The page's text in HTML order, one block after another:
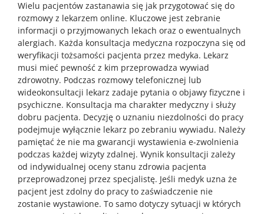
Wielu pacjentów zastanawia się jak przygotować się do
rozmowy z lekarzem online. Kluczowe jest zebranie
informacji o przyjmowanych lekach oraz o ewentualnych
alergiach. Każda konsultacja medyczna rozpoczyna się od
weryfikacji tożsamości pacjenta przez medyka. Lekarz
musi mieć pewność z kim przeprowadza wywiad
zdrowotny. Podczas rozmowy telefonicznej lub
wideokonsultacji lekarz zadaje pytania o objawy fizyczne i
psychiczne. Konsultacja ma charakter medyczny i służy
dobru pacjenta. Decyzję o uznaniu niezdolności do pracy
podejmuje wyłącznie lekarz po zebraniu wywiadu. Należy
pamiętać że nie ma gwarancji wystawienia e-zwolnienia
podczas każdej wizyty zdalnej. Wynik konsultacji zależy
od indywidualnej oceny stanu zdrowia pacjenta
przeprowadzonej przez specjalistę. Jeśli medyk uzna że
pacjent jest zdolny do pracy to zaświadczenie nie
zostanie wystawione. To samo dotyczy sytuacji w których